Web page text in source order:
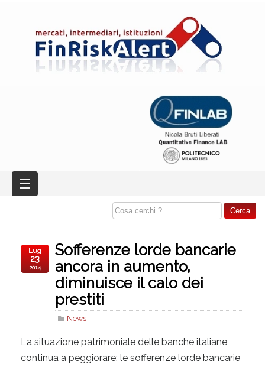
Sofferenze lorde bancarie
ancora in aumento,
diminuisce il calo dei
prestiti
News
Lug
23
2014
La situazione patrimoniale delle banche italiane
continua a peggiorare: le sofferenze lorde bancarie